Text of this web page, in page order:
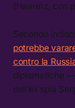
(Haaretz, con
Secondo
potrebbe
contro la
diplomatiche —
dell’ex spia